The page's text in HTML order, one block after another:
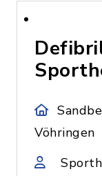
Vöhringen